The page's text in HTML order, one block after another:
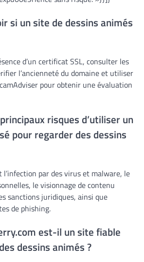
si un site de dessins animés
d’un certificat SSL, consulter les
l’ancienneté du domaine et utiliser
pour obtenir une évaluation
risques d’utiliser un
pour regarder des dessins
l’infection par des virus et malware, le
le visionnage de contenu
sanctions juridiques, ainsi que
de phishing.
est-il un site fiable
dessins animés ?